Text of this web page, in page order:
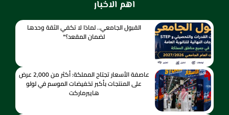
اهم الاخبار
القبول الجامعي.. لماذا لا تكفي الثقة وحدها
لضمان المقعد؟*
عاصفة الأسعار تجتاح المملكة: أكثر من 2,000 عرض
على المنتجات بأكبر تخفيضات الموسم في لولو
هايبرماركت